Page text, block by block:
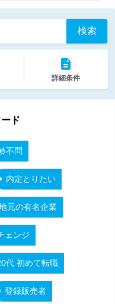
検索
詳細条件
ド
不問
内定とりたい
元の有名企業
ェンジ
代 初めて転職
登録販売者